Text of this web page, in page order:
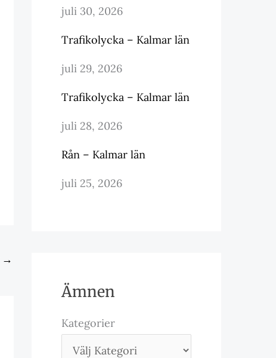
→
juli 30, 2026
Trafikolycka – Kalmar län
juli 29, 2026
Trafikolycka – Kalmar län
juli 28, 2026
Rån – Kalmar län
juli 25, 2026
Ämnen
Kategorier